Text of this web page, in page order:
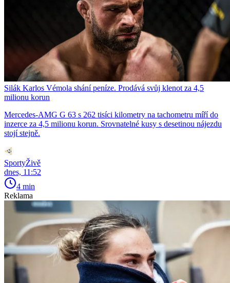
Silák Karlos Vémola shání peníze. Prodává svůj klenot za 4,5
milionu korun
Mercedes-AMG G 63 s 262 tisíci kilometry na tachometru míří do
inzerce za 4,5 milionu korun. Srovnatelné kusy s desetinou nájezdu
stojí stejně.
SportyŽivě
dnes, 11:52
4 min
Reklama